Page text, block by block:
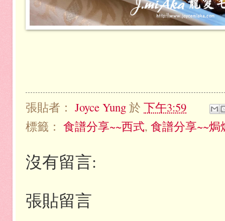
張貼者： Joyce Yung 於 下午3:59
標籤： 食譜分享~~西式, 食譜分享~~焗
沒有留言:
張貼留言